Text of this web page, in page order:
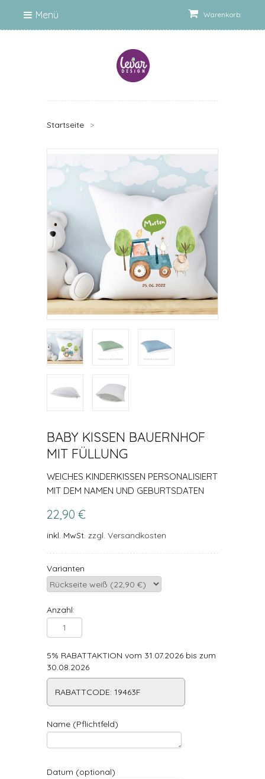
Warenkorb:
Menü
Startseite >
BABY KISSEN BAUERNHOF
MIT FÜLLUNG
WEICHES KINDERKISSEN PERSONALISIERT
MIT DEM NAMEN UND GEBURTSDATEN
22,90 €
inkl. MwSt. zzgl. Versandkosten
Varianten
Anzahl:
5% RABATTAKTION vom 31.07.2026 bis zum
30.08.2026
RABATTCODE: 19463F
Name (Pflichtfeld)
Datum (optional)